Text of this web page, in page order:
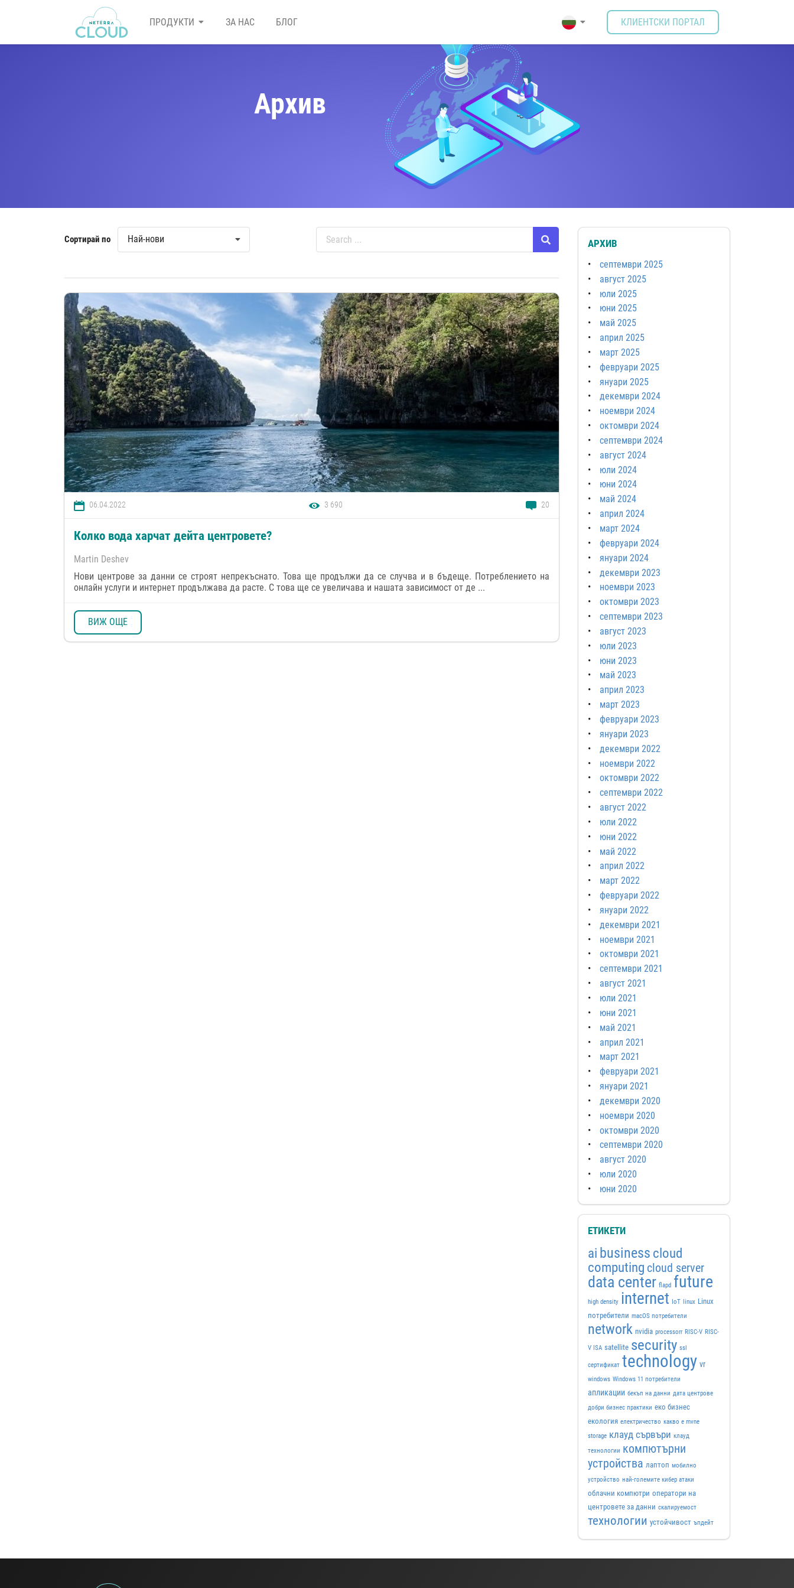
ПРОДУКТИ ЗА НАС БЛОГ КЛИЕНТСКИ ПОРТАЛ
Архив
Сортирай по Най-нови
06.04.2022 3 690 20
Колко вода харчат дейта центровете?
Martin Deshev
Нови центрове за данни се строят непрекъснато. Това ще продължи да се случва и в бъдеще. Потреблението на
онлайн услуги и интернет продължава да расте. С това ще се увеличава и нашата зависимост от де ...
ВИЖ ОЩЕ
АРХИВ
септември 2025
август 2025
юли 2025
юни 2025
май 2025
април 2025
март 2025
февруари 2025
януари 2025
декември 2024
ноември 2024
октомври 2024
септември 2024
август 2024
юли 2024
юни 2024
май 2024
април 2024
март 2024
февруари 2024
януари 2024
декември 2023
ноември 2023
октомври 2023
септември 2023
август 2023
юли 2023
юни 2023
май 2023
април 2023
март 2023
февруари 2023
януари 2023
декември 2022
ноември 2022
октомври 2022
септември 2022
август 2022
юли 2022
юни 2022
май 2022
април 2022
март 2022
февруари 2022
януари 2022
декември 2021
ноември 2021
октомври 2021
септември 2021
август 2021
юли 2021
юни 2021
май 2021
април 2021
март 2021
февруари 2021
януари 2021
декември 2020
ноември 2020
октомври 2020
септември 2020
август 2020
юли 2020
юни 2020
ЕТИКЕТИ
ai business cloud
computing cloud server
data center flapd future
high density internet IoT linux Linux
потребители macOS потребители
network nvidia processorr RISC-V RISC-
V ISA satellite security ssl
сертификат technology vr
windows Windows 11 потребители
апликации бекъп на данни дата центрове
добри бизнес практики еко бизнес
екология електричество какво е mvne
storage клауд сървъри клауд
технологии компютърни
устройства лаптоп мобилно
устройство най-големите кибер атаки
облачни компютри оператори на
центровете за данни скалируемост
технологии устойчивост ъпдейт